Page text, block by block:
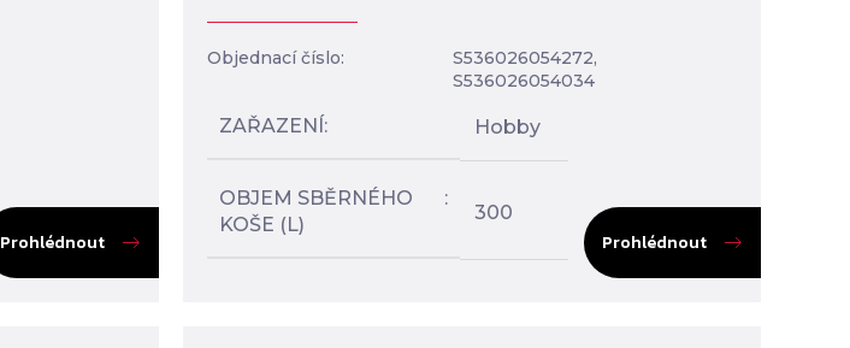
Prohlédnout Prohlédnout
Objednací číslo:
S536026054272,
S536026054034
ZAŘAZENÍ Hobby
OBJEM SBĚRNÉHO
KOŠE (L)
300